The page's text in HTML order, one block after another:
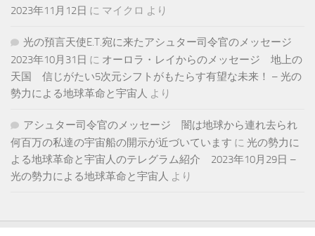
2023年11月12日 に マイクロ より
光の預言天使E.T.宛に来たアシュター司令官のメッセージ
2023年10月31日 に オーロラ・レイからのメッセージ 地上の
天国 信じがたい5次元シフトがもたらす有望な未来！ – 光の
勢力による地球革命と宇宙人 より
アシュター司令官のメッセージ 闇は地球から連れ去られ
何百万の私達の宇宙船の開示が近づいています に 光の勢力に
よる地球革命と宇宙人のテレグラム紹介 2023年10月29日 –
光の勢力による地球革命と宇宙人 より